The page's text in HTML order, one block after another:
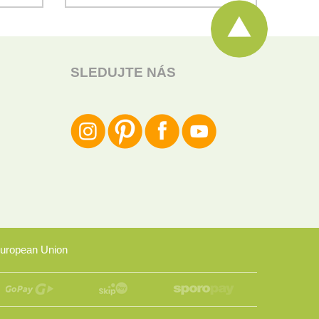
SLEDUJTE NÁS
Union